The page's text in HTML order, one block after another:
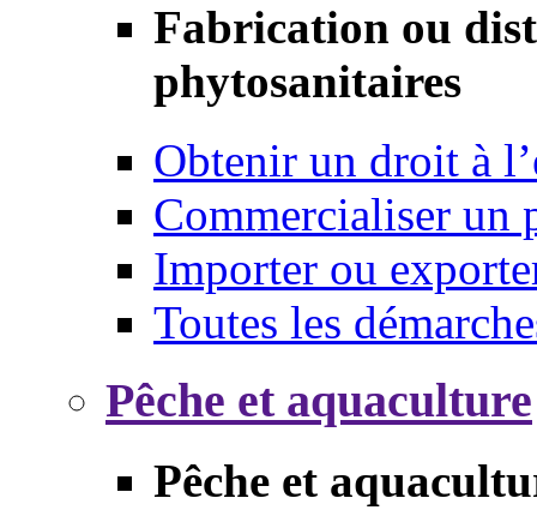
Fabrication ou
phytosanitaires
Obtenir un droit à
Commercialiser un
Importer ou
Toutes les
Pêche et aquaculture
Pêche et